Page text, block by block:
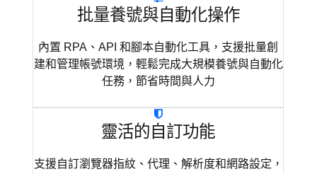
批量養號與自動化操作
內置 RPA、API 和腳本自動化工具，支援批量創
建和管理帳號環境，輕鬆完成大規模養號與自動化
任務，節省時間與人力
靈活的自訂功能
支援自訂瀏覽器指紋、代理、解析度和網路設定，